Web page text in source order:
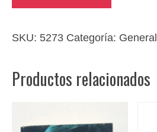
de
cantidad
SKU: 5273 Categoría: General
Productos relacionados